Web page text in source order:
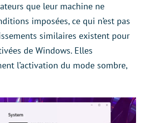
que leur machine ne
imposées, ce qui n’est pas
similaires existent pour
de Windows. Elles
l’activation du mode sombre,